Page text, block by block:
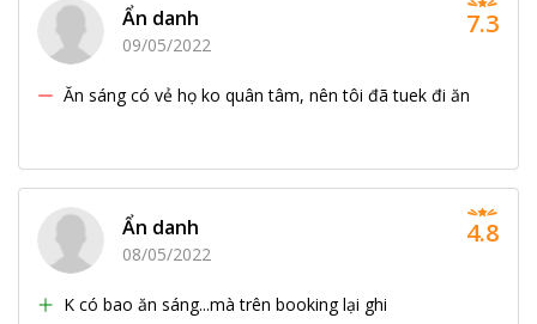
Ẩn danh
09/05/2022
Ăn sáng có vẻ họ ko quân tâm, nên tôi đã tuek đi ăn
7.3
Ẩn danh
08/05/2022
K có bao ăn sáng...mà trên booking lại ghi
4.8